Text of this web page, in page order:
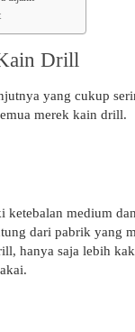
Drill
yang cukup
merek kain drill.
medium
dari pabrik yang
hanya saja lebih